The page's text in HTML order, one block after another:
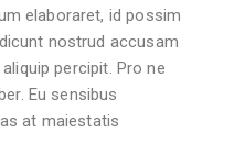
elaboraret, id possim
nostrud accusam
percipit. Pro ne
Eu sensibus
at maiestatis